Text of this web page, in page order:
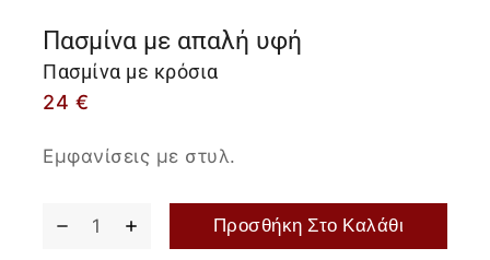
Πασμίνα με απαλή υφή
Πασμίνα με κρόσια
24 €
Εμφανίσεις με στυλ.
Προσθήκη Στο Καλάθι